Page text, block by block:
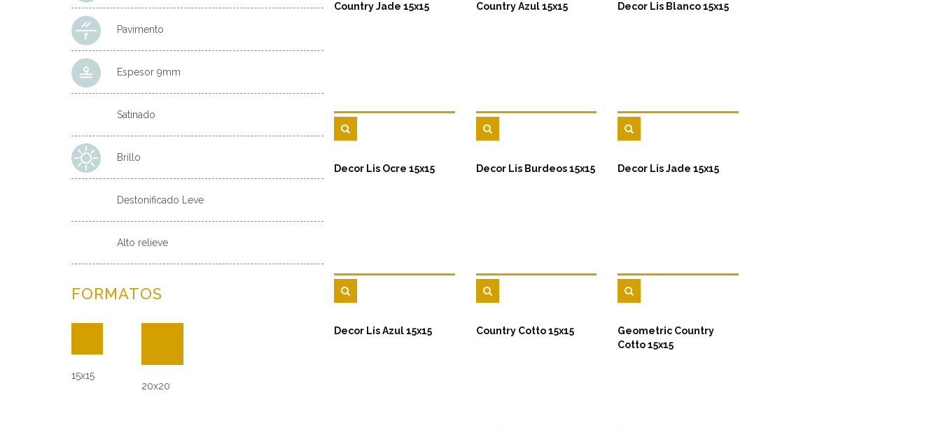
Pavimento
Espesor 9mm
Satinado
Brillo
Destonificado Leve
Alto relieve
FORMATOS
15x15
20x20
Country Jade 15x15 Country Azul 15x15 Decor Lis Blanco 15x15
Decor Lis Ocre 15x15 Decor Lis Burdeos 15x15 Decor Lis Jade 15x15
Decor Lis Azul 15x15 Country Cotto 15x15
Geometric Country
Cotto 15x15